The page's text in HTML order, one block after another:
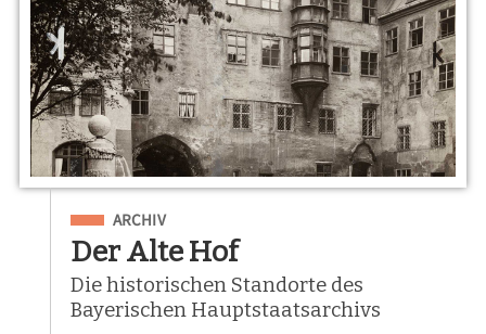
Eingeordnet unter
ARCHIV
Der Alte Hof
Die historischen Standorte des
Bayerischen Hauptstaatsarchivs